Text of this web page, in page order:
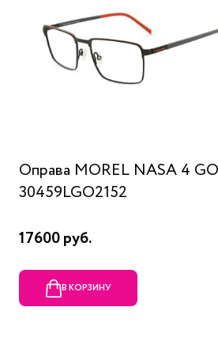
Оправа MOREL NASA 4
30459LGO2152
17600 руб.
В КОРЗИНУ